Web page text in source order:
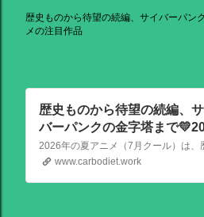
歴史ものから待望の続編、サイバーパン
メの注目作品
歴史ものから待望の続編、
バーパンクの金字塔まで
夏アニメの注目作品
www.carbodiet.work